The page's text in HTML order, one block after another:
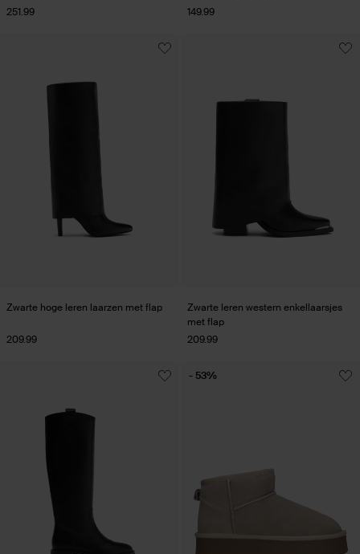
251.99
149.99
Zwarte hoge leren laarzen met flap
209.99
Zwarte leren western enkellaarsjes
met flap
209.99
- 53%